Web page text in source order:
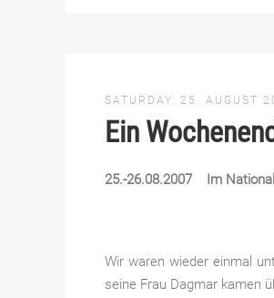
SATURDAY, 25. AUGUST
Ein
25.-26.08.2007 Im
Wir waren wieder einmal
seine Frau Dagmar kamen